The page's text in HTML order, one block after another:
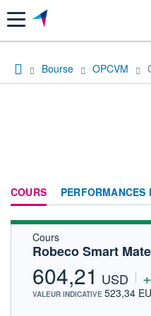
Menu
Bourse OPCVM
COURS PERFORMANCES
Cours
Robeco Smart
604,21 USD
VALEUR INDICATIVE 523,34